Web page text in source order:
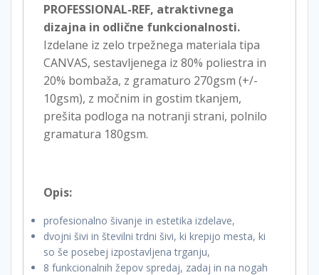
PROFESSIONAL-REF, atraktivnega
dizajna in odlične funkcionalnosti.
Izdelane iz zelo trpežnega materiala tipa
CANVAS, sestavljenega iz 80% poliestra in
20% bombaža, z gramaturo 270gsm (+/-
10gsm), z močnim in gostim tkanjem,
prešita podloga na notranji strani, polnilo
gramatura 180gsm.
Opis:
profesionalno šivanje in estetika izdelave,
dvojni šivi in ​​številni trdni šivi, ki krepijo mesta, ki
so še posebej izpostavljena trganju,
8 funkcionalnih žepov spredaj, zadaj in na nogah